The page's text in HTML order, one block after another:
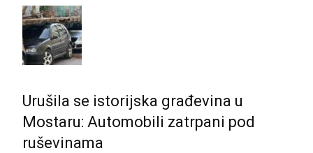
Urušila se istorijska građevina u
Mostaru: Automobili zatrpani pod
ruševinama